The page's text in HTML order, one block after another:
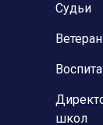
Судьи
школ